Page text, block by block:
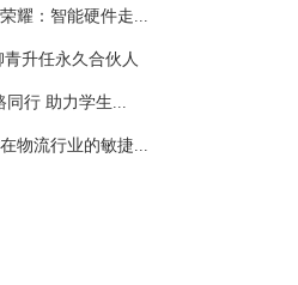
耀：智能硬件走...
升任永久合伙人
同行 助力学生...
物流行业的敏捷...